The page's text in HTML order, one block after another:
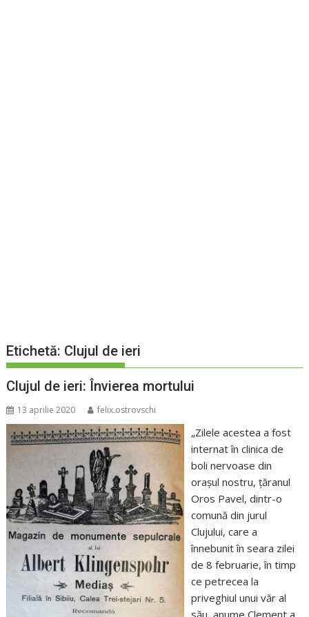
Etichetă: Clujul de ieri
Clujul de ieri: Învierea mortului
13 aprilie 2020 felix.ostrovschi
„Zilele acestea a fost
internat în clinica de
boli nervoase din
orașul nostru, țăranul
Oros Pavel, dintr-o
comună din jurul
Clujului, care a
înnebunit în seara zilei
de 8 februarie, în timp
ce petrecea la
priveghiul unui văr al